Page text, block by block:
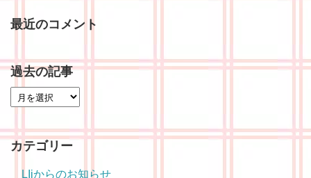
最近のコメント
過去の記事
カテゴリー
LIjからのお知らせ